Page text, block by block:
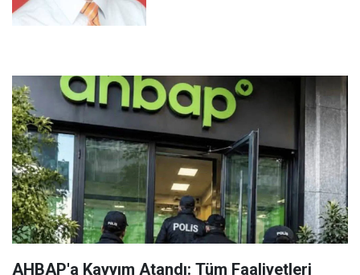
AHBAP'a Kayyım Atandı: Tüm Faaliyetleri